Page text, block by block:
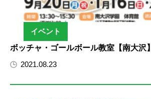
イベント
ボッチャ・ゴールボール教室【南大沢】
2021.08.23